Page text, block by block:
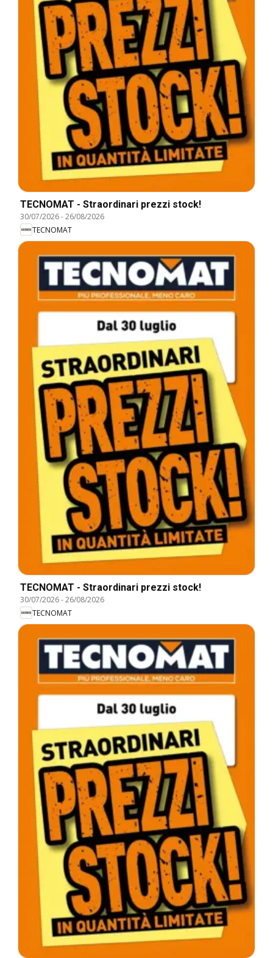
TECNOMAT - Straordinari prezzi stock!
30/07/2026-26/08/2026
TECNOMAT
TECNOMAT - Straordinari prezzi stock!
30/07/2026-26/08/2026
TECNOMAT